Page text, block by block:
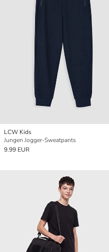
LCW Kids
Jungen Jogger-Sweatpants
9.99 EUR